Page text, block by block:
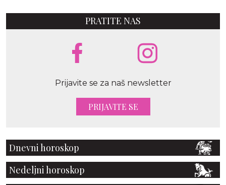
PRATITE NAS
Prijavite se za naš newsletter
PRIJAVITE SE
Dnevni horoskop
Nedeljni horoskop